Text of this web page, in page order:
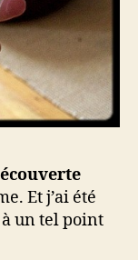
Et j’ai été
à un tel point